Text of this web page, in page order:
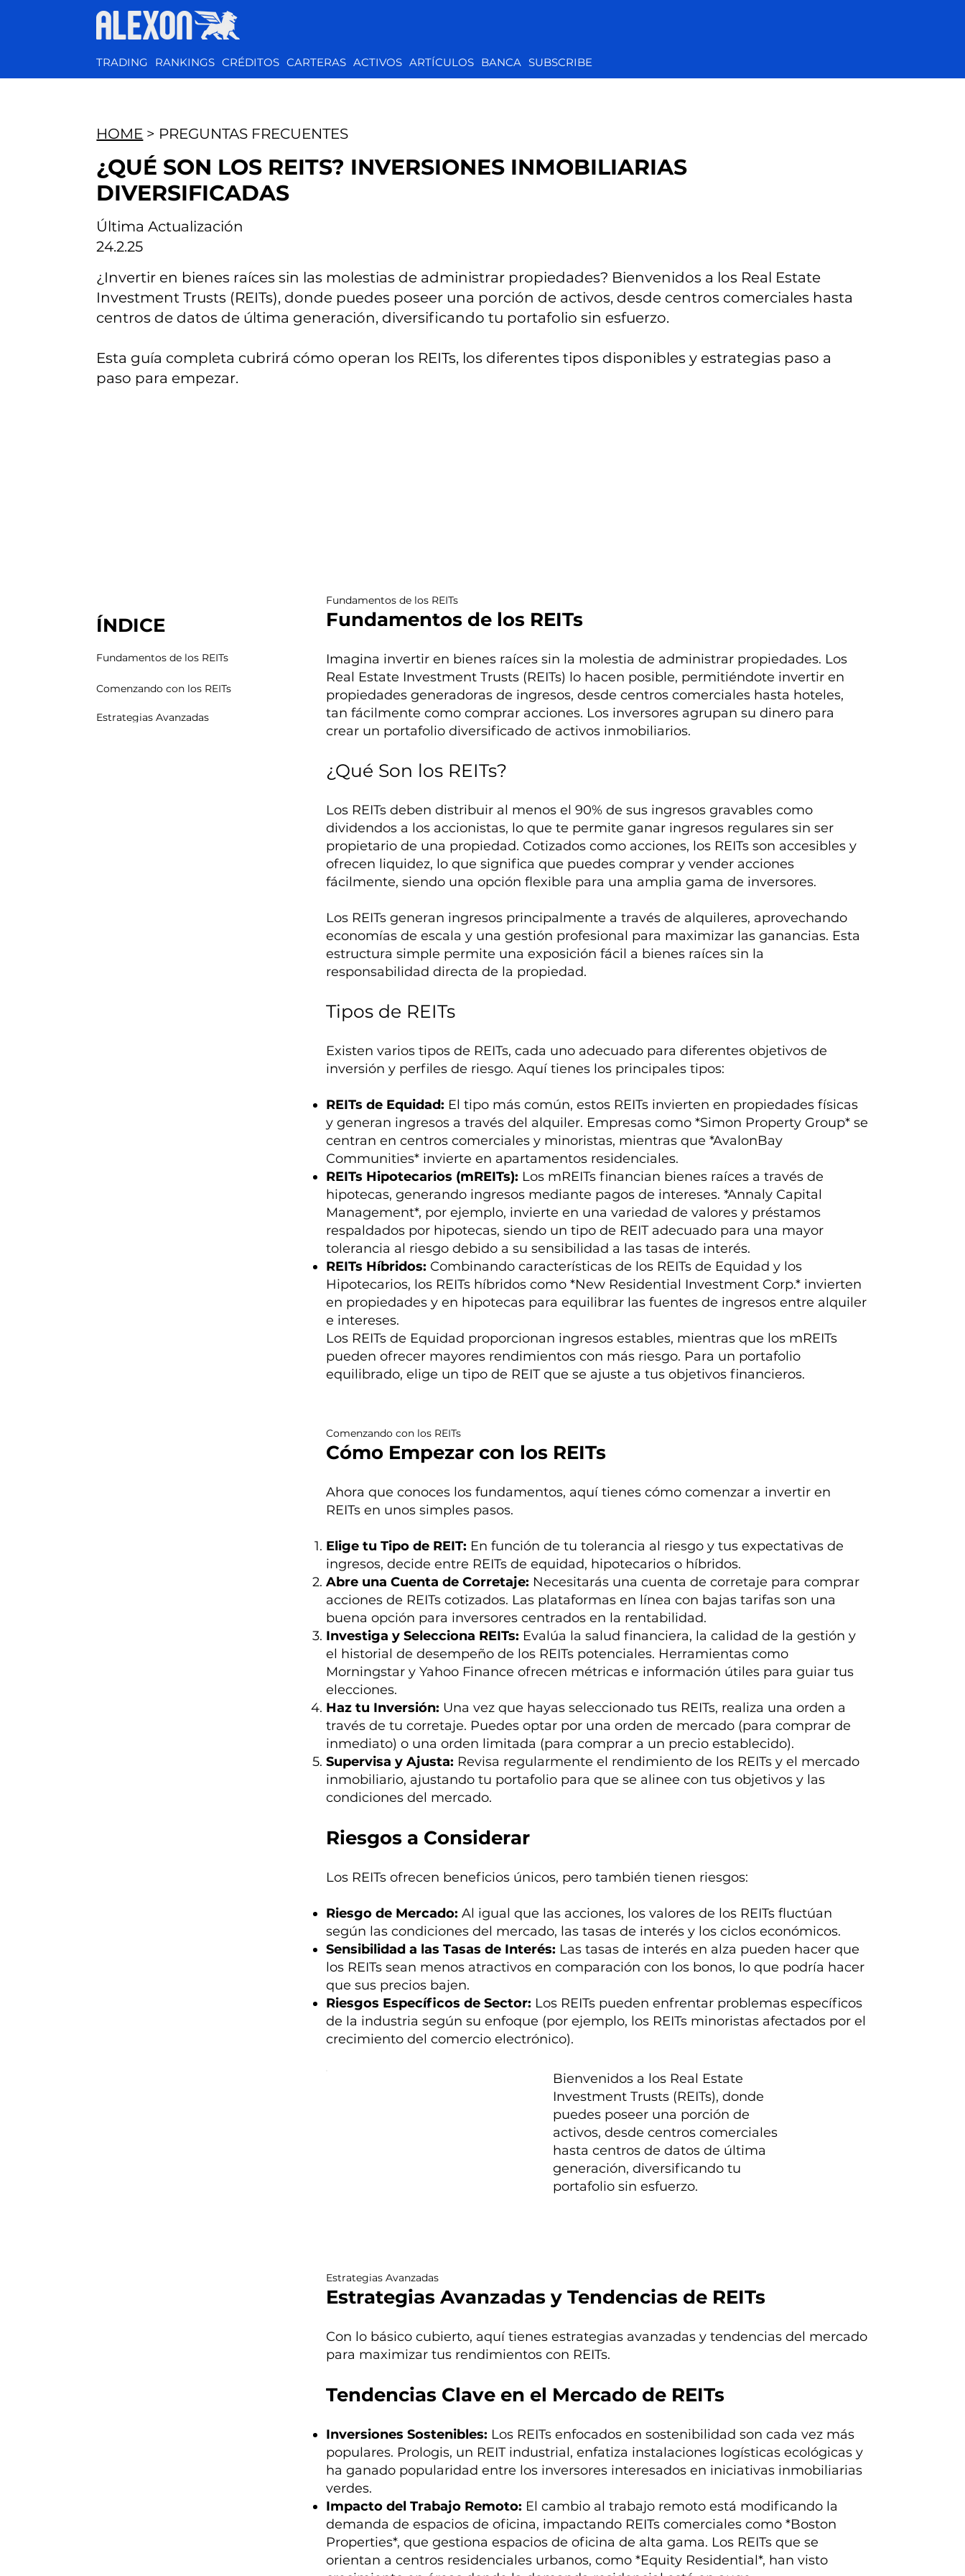
TRADING RANKINGS CRÉDITOS CARTERAS ACTIVOS ARTÍCULOS BANCA SUBSCRIBE
Estrategias Avanzadas
Estrategias Avanzadas y Tendencias de REITs
Con lo básico cubierto, aquí tienes estrategias avanzadas y tendencias del mercado
para maximizar tus rendimientos con REITs.
Tendencias Clave en el Mercado de REITs
Inversiones Sostenibles: Los REITs enfocados en sostenibilidad son cada vez más
populares. Prologis, un REIT industrial, enfatiza instalaciones logísticas ecológicas y
ha ganado popularidad entre los inversores interesados en iniciativas inmobiliarias
verdes.
Impacto del Trabajo Remoto: El cambio al trabajo remoto está modificando la
demanda de espacios de oficina, impactando REITs comerciales como *Boston
Properties*, que gestiona espacios de oficina de alta gama. Los REITs que se
orientan a centros residenciales urbanos, como *Equity Residential*, han visto
Bienvenidos a los Real Estate
Investment Trusts (REITs), donde
puedes poseer una porción de
activos, desde centros comerciales
hasta centros de datos de última
generación, diversificando tu
portafolio sin esfuerzo.
Comenzando con los REITs
Cómo Empezar con los REITs
Ahora que conoces los fundamentos, aquí tienes cómo comenzar a invertir en
REITs en unos simples pasos.
Elige tu Tipo de REIT: En función de tu tolerancia al riesgo y tus expectativas de
ingresos, decide entre REITs de equidad, hipotecarios o híbridos.
Abre una Cuenta de Corretaje: Necesitarás una cuenta de corretaje para comprar
acciones de REITs cotizados. Las plataformas en línea con bajas tarifas son una
buena opción para inversores centrados en la rentabilidad.
Investiga y Selecciona REITs: Evalúa la salud financiera, la calidad de la gestión y
el historial de desempeño de los REITs potenciales. Herramientas como
Morningstar y Yahoo Finance ofrecen métricas e información útiles para guiar tus
elecciones.
Haz tu Inversión: Una vez que hayas seleccionado tus REITs, realiza una orden a
través de tu corretaje. Puedes optar por una orden de mercado (para comprar de
inmediato) o una orden limitada (para comprar a un precio establecido).
Supervisa y Ajusta: Revisa regularmente el rendimiento de los REITs y el mercado
inmobiliario, ajustando tu portafolio para que se alinee con tus objetivos y las
condiciones del mercado.
Riesgos a Considerar
Los REITs ofrecen beneficios únicos, pero también tienen riesgos:
Riesgo de Mercado: Al igual que las acciones, los valores de los REITs fluctúan
según las condiciones del mercado, las tasas de interés y los ciclos económicos.
Sensibilidad a las Tasas de Interés: Las tasas de interés en alza pueden hacer que
los REITs sean menos atractivos en comparación con los bonos, lo que podría hacer
que sus precios bajen.
Riesgos Específicos de Sector: Los REITs pueden enfrentar problemas específicos
de la industria según su enfoque (por ejemplo, los REITs minoristas afectados por el
crecimiento del comercio electrónico).
Fundamentos de los REITs
Fundamentos de los REITs
Imagina invertir en bienes raíces sin la molestia de administrar propiedades. Los
Real Estate Investment Trusts (REITs) lo hacen posible, permitiéndote invertir en
propiedades generadoras de ingresos, desde centros comerciales hasta hoteles,
tan fácilmente como comprar acciones. Los inversores agrupan su dinero para
crear un portafolio diversificado de activos inmobiliarios.
¿Qué Son los REITs?
Los REITs deben distribuir al menos el 90% de sus ingresos gravables como
dividendos a los accionistas, lo que te permite ganar ingresos regulares sin ser
propietario de una propiedad. Cotizados como acciones, los REITs son accesibles y
ofrecen liquidez, lo que significa que puedes comprar y vender acciones
fácilmente, siendo una opción flexible para una amplia gama de inversores.
Los REITs generan ingresos principalmente a través de alquileres, aprovechando
economías de escala y una gestión profesional para maximizar las ganancias. Esta
estructura simple permite una exposición fácil a bienes raíces sin la
responsabilidad directa de la propiedad.
Tipos de REITs
Existen varios tipos de REITs, cada uno adecuado para diferentes objetivos de
inversión y perfiles de riesgo. Aquí tienes los principales tipos:
REITs de Equidad: El tipo más común, estos REITs invierten en propiedades físicas
y generan ingresos a través del alquiler. Empresas como *Simon Property Group* se
centran en centros comerciales y minoristas, mientras que *AvalonBay
Communities* invierte en apartamentos residenciales.
REITs Hipotecarios (mREITs): Los mREITs financian bienes raíces a través de
hipotecas, generando ingresos mediante pagos de intereses. *Annaly Capital
Management*, por ejemplo, invierte en una variedad de valores y préstamos
respaldados por hipotecas, siendo un tipo de REIT adecuado para una mayor
tolerancia al riesgo debido a su sensibilidad a las tasas de interés.
REITs Híbridos: Combinando características de los REITs de Equidad y los
Hipotecarios, los REITs híbridos como *New Residential Investment Corp.* invierten
en propiedades y en hipotecas para equilibrar las fuentes de ingresos entre alquiler
e intereses.
Los REITs de Equidad proporcionan ingresos estables, mientras que los mREITs
pueden ofrecer mayores rendimientos con más riesgo. Para un portafolio
equilibrado, elige un tipo de REIT que se ajuste a tus objetivos financieros.
ÍNDICE
Fundamentos de los REITs
Comenzando con los REITs
Estrategias Avanzadas
Última Actualización
24.2.25
HOME > PREGUNTAS FRECUENTES
¿QUÉ SON LOS REITS? INVERSIONES INMOBILIARIAS
DIVERSIFICADAS
¿Invertir en bienes raíces sin las molestias de administrar propiedades? Bienvenidos a los Real Estate
Investment Trusts (REITs), donde puedes poseer una porción de activos, desde centros comerciales hasta
centros de datos de última generación, diversificando tu portafolio sin esfuerzo.
Esta guía completa cubrirá cómo operan los REITs, los diferentes tipos disponibles y estrategias paso a
paso para empezar.